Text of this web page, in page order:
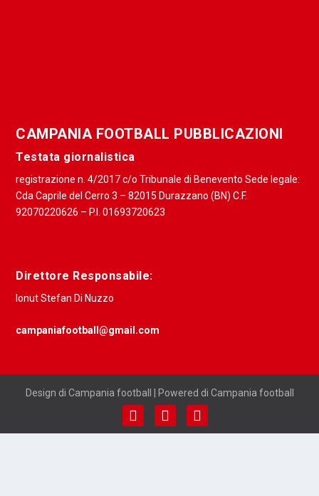
CAMPANIA FOOTBALL PUBBLICAZIONI
Testata giornalistica
registrazione n. 4/2017 c/o Tribunale di Benevento Sede legale:
Cda Caprile del Cerro 3 – 82015 Durazzano (BN) C.F.
92070220626 – P.I. 01693720623
Direttore Responsabile:
Ionut Stefan Di Nuzzo
campaniafootball@gmail.com
Design di Campania football | Powered di Campania football